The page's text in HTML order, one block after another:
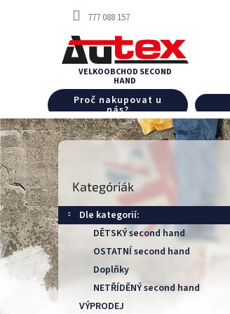
777 088 157
Proč nakupovat u
nás?
O
l
d
a
l
s
ó
p
a
n
e
Kategóriák
átugrása
Kategóriák
Dle kategorií:
DĚTSKÝ second hand
OSTATNÍ second hand
Doplňky
NETŘÍDĚNÝ second hand
VÝPRODEJ